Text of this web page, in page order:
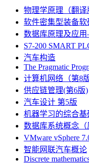
物理学原理（翻
软件密集型装备
数据库原理及应
S7-200 SMART
汽车构造
The Pragmatic
计算机网络（第8版
供应链管理(第6版)
汽车设计 第5版
机器学习的综合
数据库系统概念（
VMware vSphere
智能网联汽车概论
Discrete